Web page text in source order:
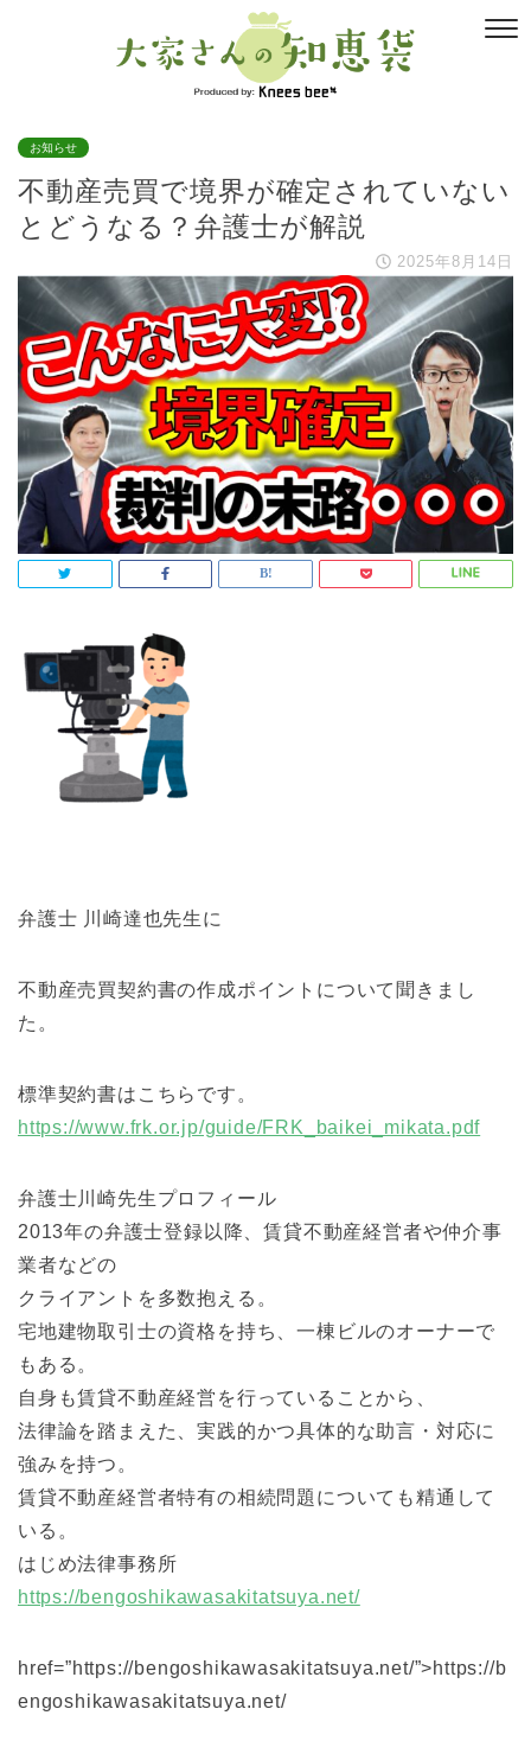
お知らせ
不動産売買で境界が確定されていない
とどうなる？弁護士が解説
2025年8月14日
弁護士 川崎達也先生に
不動産売買契約書の作成ポイントについて聞きまし
た。
標準契約書はこちらです。
https://www.frk.or.jp/guide/FRK_baikei_mikata.pdf
弁護士川崎先生プロフィール
2013年の弁護士登録以降、賃貸不動産経営者や仲介事
業者などの
クライアントを多数抱える。
宅地建物取引士の資格を持ち、一棟ビルのオーナーで
もある。
自身も賃貸不動産経営を行っていることから、
法律論を踏まえた、実践的かつ具体的な助言・対応に
強みを持つ。
賃貸不動産経営者特有の相続問題についても精通して
いる。
はじめ法律事務所
https://bengoshikawasakitatsuya.net/
href=”https://bengoshikawasakitatsuya.net/”>https://b
engoshikawasakitatsuya.net/